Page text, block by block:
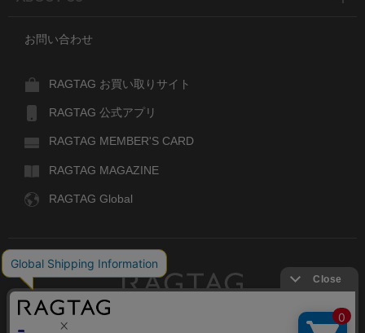
お問い合わせ
RAGTAG お買い取りサイト
RAGTAG 公式アプリ
RAGTAG MEMBER'S CARD
RAGTAG MAGAZINE
RAGTAG Global
デザイナーズブランドのユーズド・セレクトショップ